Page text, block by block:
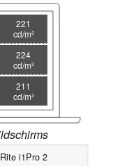
221
cd/m²
224
cd/m²
211
cd/m²
i1Pro 2